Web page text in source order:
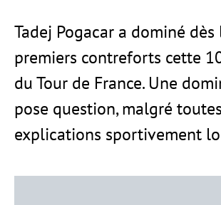
Tadej Pogacar a dominé dès
premiers contreforts cette
du Tour de France. Une
pose question, malgré
explications sportivement